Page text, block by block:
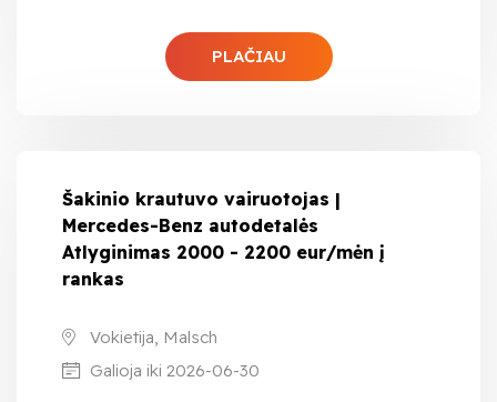
PLAČIAU
Šakinio krautuvo vairuotojas |
Mercedes-Benz autodetalės
Atlyginimas 2000 - 2200 eur/mėn į
rankas
Vokietija, Malsch
Galioja iki 2026-06-30